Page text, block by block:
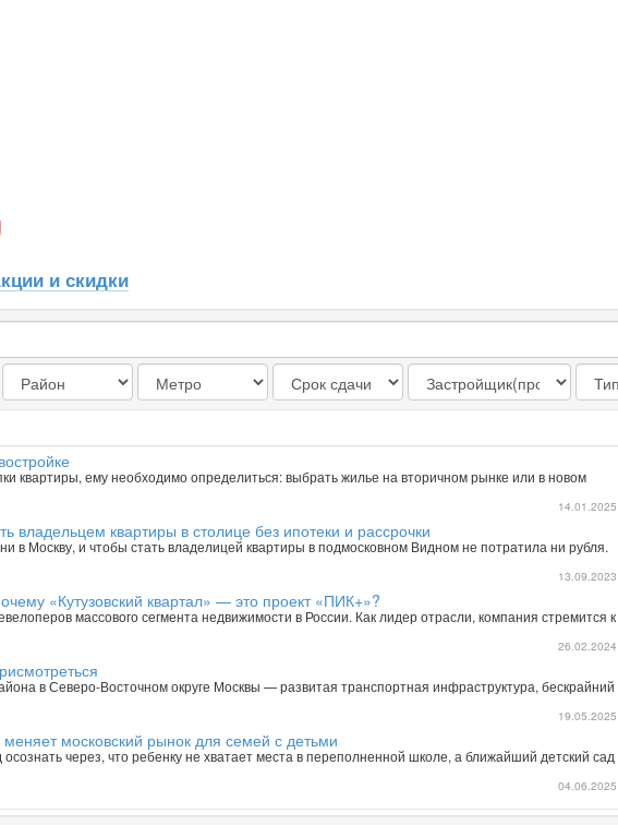
и скидки
квартиры, ему необходимо определиться: выбрать жилье на вторичном рынке или в новом
14.01.2025
владельцем квартиры в столице без ипотеки и рассрочки
в Москву, и чтобы стать владелицей квартиры в подмосковном Видном не потратила ни рубля.
13.09.2023
«Кутузовский квартал» — это проект «ПИК+»?
массового сегмента недвижимости в России. Как лидер отрасли, компания стремится к
26.02.2024
в Северо-Восточном округе Москвы — развитая транспортная инфраструктура, бескрайний
19.05.2025
московский рынок для семей с детьми
осознать через, что ребенку не хватает места в переполненной школе, а ближайший детский сад
04.06.2025